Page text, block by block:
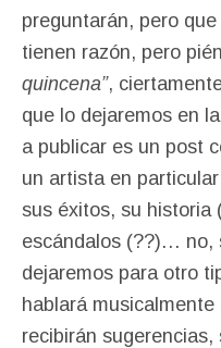
preguntarán, pero
tienen razón, pero
quincena”,
que lo dejaremos en
a publicar es un post
un artista en
sus éxitos, su historia
escándalos (??)… no,
dejaremos para otro
hablará
recibirán